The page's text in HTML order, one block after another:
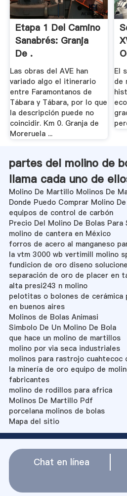
Etapa 1 Del Camino
Sanabrés: Granja
De .
Las obras del AVE han
variado algo el itinerario
entre Faramontanos de
Tábara y Tábara, por lo que
la descripción puede no
coincidir. Km 0. Granja de
Moreruela ...
El
de
partes del molino de
llama cada uno de
Molino De Martillo Molinos De
Donde Puedo Comprar Molino
equipos de control de carbón
Precio Del Molino De Bolas Para
molino de cantera en México
forros de acero al manganeso
la vtm 3000 wb vertimill molino
fundicion de oro diseno
separación de oro de placer en
alta presi243 n molino
pelotitas o bolones de cerámica
en buenos aires
Molinos de Bolas Animasi
Simbolo De Un Molino De Bola
que hace un molino de martillos
molino por via seca industriales
molinos para rastrojo cuahtecoc
la minería de oro equipo de
fabricantes
molino de rodillos para africa
Molinos De Martillo Pdf
porcelana molinos de bolas
Mapa del sitio
Chat en línea